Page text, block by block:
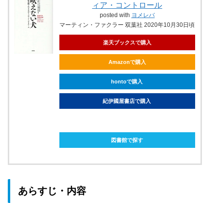
ィア・コントロール
posted with ヨメレバ
マーティン・ファクラー 双葉社 2020年10月30日頃
楽天ブックスで購入
Amazonで購入
hontoで購入
紀伊國屋書店で購入
図書館で探す
あらすじ・内容